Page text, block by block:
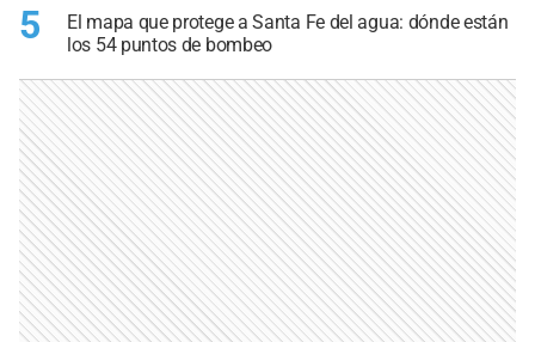
5
El mapa que protege a Santa Fe del agua: dónde están
los 54 puntos de bombeo